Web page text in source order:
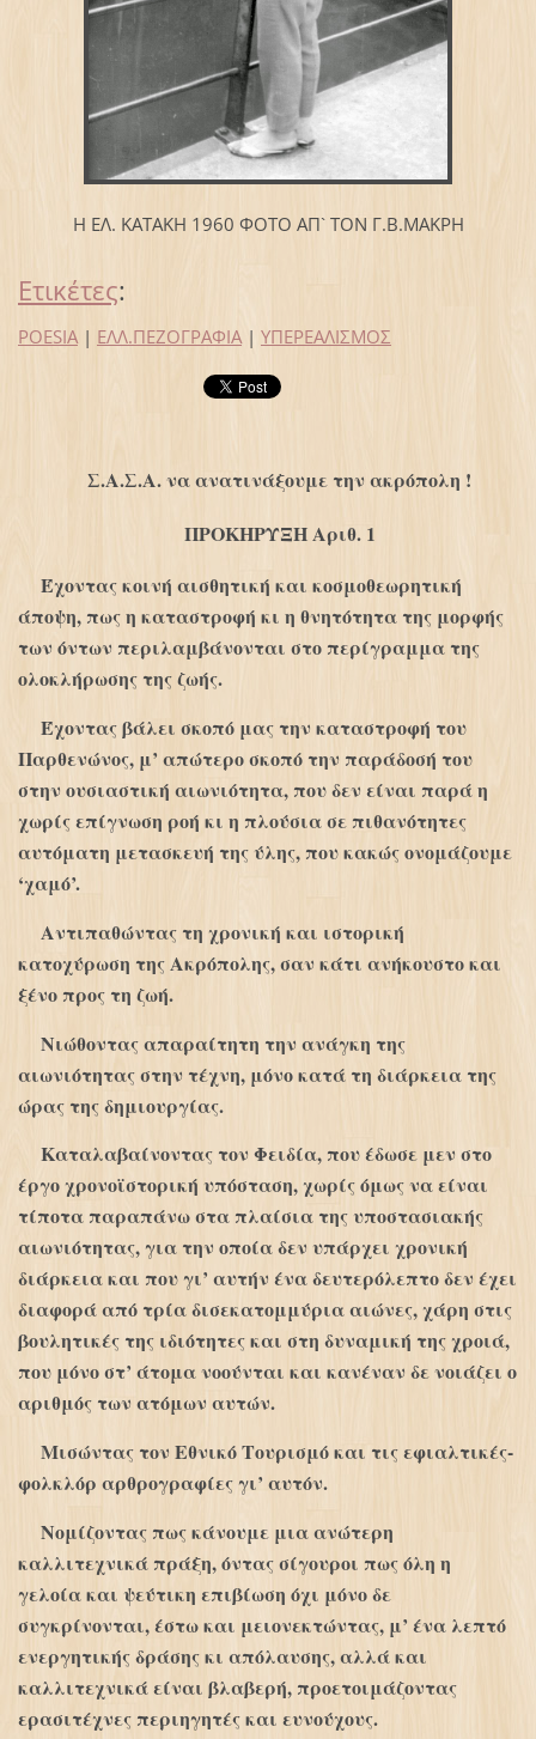
Η ΕΛ. ΚΑΤΑΚΗ 1960 ΦΟΤΟ ΑΠ` ΤΟΝ Γ.Β.ΜΑΚΡΗ
Ετικέτες:
POESIA | ΕΛΛ.ΠΕΖΟΓΡΑΦΙΑ | ΥΠΕΡΕΑΛΙΣΜΟΣ
Σ.Α.Σ.Α. να ανατινάξουμε την ακρόπολη !
ΠΡΟΚΗΡΥΞΗ Αριθ. 1
Έχοντας κοινή αισθητική και κοσμοθεωρητική
άποψη, πως η καταστροφή κι η θνητότητα της μορφής
των όντων περιλαμβάνονται στο περίγραμμα της
ολοκλήρωσης της ζωής.
Έχοντας βάλει σκοπό μας την καταστροφή του
Παρθενώνος, μ’ απώτερο σκοπό την παράδοσή του
στην ουσιαστική αιωνιότητα, που δεν είναι παρά η
χωρίς επίγνωση ροή κι η πλούσια σε πιθανότητες
αυτόματη μετασκευή της ύλης, που κακώς ονομάζουμε
‘χαμό’.
Αντιπαθώντας τη χρονική και ιστορική
κατοχύρωση της Ακρόπολης, σαν κάτι ανήκουστο και
ξένο προς τη ζωή.
Νιώθοντας απαραίτητη την ανάγκη της
αιωνιότητας στην τέχνη, μόνο κατά τη διάρκεια της
ώρας της δημιουργίας.
Καταλαβαίνοντας τον Φειδία, που έδωσε μεν στο
έργο χρονοϊστορική υπόσταση, χωρίς όμως να είναι
τίποτα παραπάνω στα πλαίσια της υποστασιακής
αιωνιότητας, για την οποία δεν υπάρχει χρονική
διάρκεια και που γι’ αυτήν ένα δευτερόλεπτο δεν έχει
διαφορά από τρία δισεκατομμύρια αιώνες, χάρη στις
βουλητικές της ιδιότητες και στη δυναμική της χροιά,
που μόνο στ’ άτομα νοούνται και κανέναν δε νοιάζει ο
αριθμός των ατόμων αυτών.
Μισώντας τον Εθνικό Τουρισμό και τις εφιαλτικές-
φολκλόρ αρθρογραφίες γι’ αυτόν.
Νομίζοντας πως κάνουμε μια ανώτερη
καλλιτεχνικά πράξη, όντας σίγουροι πως όλη η
γελοία και ψεύτικη επιβίωση όχι μόνο δε
συγκρίνονται, έστω και μειονεκτώντας, μ’ ένα λεπτό
ενεργητικής δράσης κι απόλαυσης, αλλά και
καλλιτεχνικά είναι βλαβερή, προετοιμάζοντας
ερασιτέχνες περιηγητές και ευνούχους.